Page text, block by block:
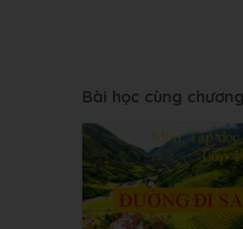
Bài học cùng chương